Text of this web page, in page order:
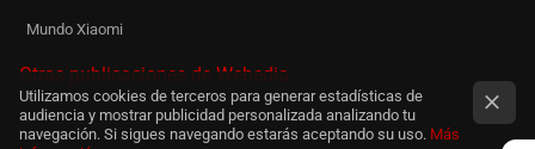
Mundo Xiaomi
Otras publicaciones de Webedia
Utilizamos cookies de terceros para generar estadísticas de
audiencia y mostrar publicidad personalizada analizando tu
navegación. Si sigues navegando estarás aceptando su uso. Más